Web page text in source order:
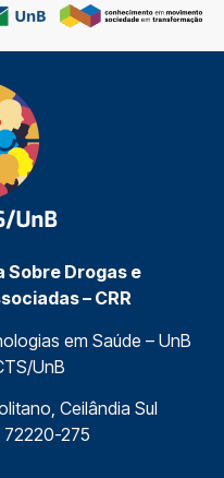
Sobre Drogas e
– CRR
em Saúde – UnB
UnB
Ceilândia Sul
72220-275